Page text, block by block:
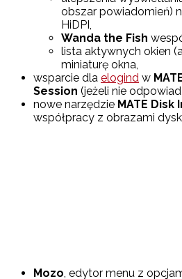
obszar powiadomień)
HiDPI,
Wanda the Fish
lista aktywnych okien
miniaturę okna,
wsparcie dla elogind w
Session (jeżeli nie
nowe narzędzie MATE
współpracy z obrazami
Mozo, edytor menu z